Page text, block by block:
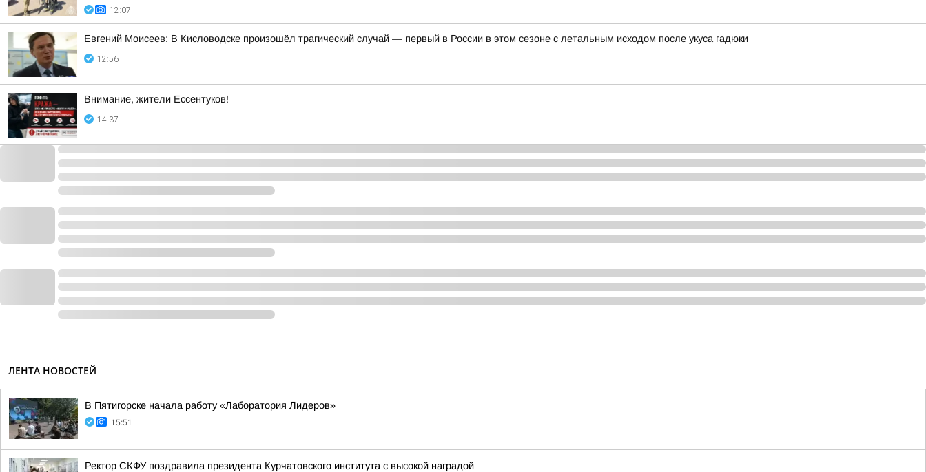
12:07
Евгений Моисеев: В Кисловодске произошёл трагический случай — первый в России в этом сезоне с летальным исходом после укуса гадюки
12:56
Внимание, жители Ессентуков!
14:37
ЛЕНТА НОВОСТЕЙ
В Пятигорске начала работу «Лаборатория Лидеров»
15:51
Ректор СКФУ поздравила президента Курчатовского института с высокой наградой